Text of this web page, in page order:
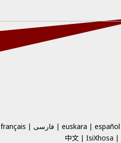
español
euskara فارسی français
IsiXhosa
中文